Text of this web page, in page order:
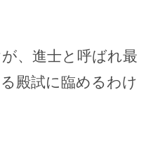
、進士と呼ばれ最
殿試に臨めるわけ